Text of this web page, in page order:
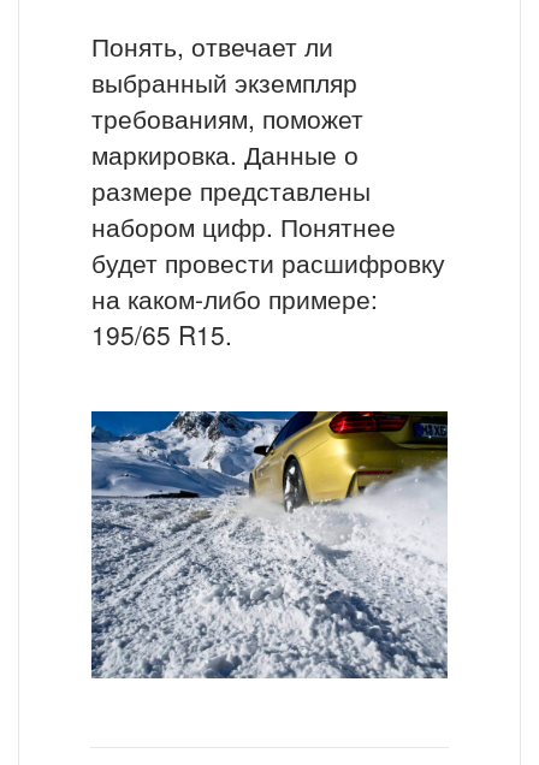
Понять, отвечает ли
выбранный экземпляр
требованиям, поможет
маркировка. Данные о
размере представлены
набором цифр. Понятнее
будет провести расшифровку
на каком-либо примере:
195/65 R15.